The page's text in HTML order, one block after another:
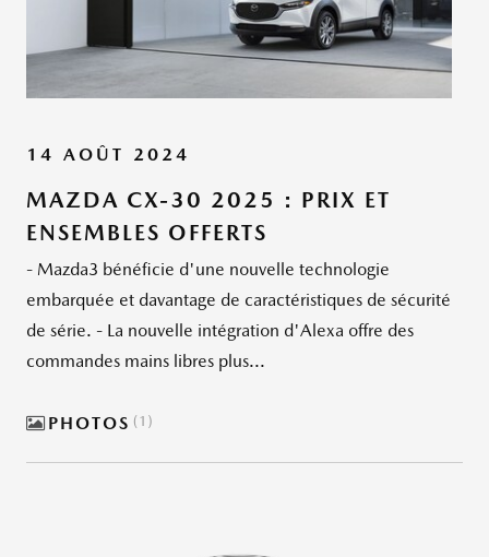
14 AOÛT 2024
MAZDA CX-30 2025 : PRIX ET
ENSEMBLES OFFERTS
- Mazda3 bénéficie d'une nouvelle technologie
embarquée et davantage de caractéristiques de sécurité
de série. - La nouvelle intégration d'Alexa offre des
commandes mains libres plus...
PHOTOS 1